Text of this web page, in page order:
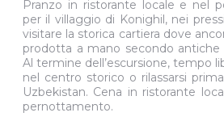
Pranzo in ristorante locale e nel
per il villaggio di Konighil, nei
visitare la storica cartiera dove
prodotta a mano secondo antiche
Al termine dell’escursione, tempo
nel centro storico o rilassarsi
Uzbekistan. Cena in ristorante
pernottamento.